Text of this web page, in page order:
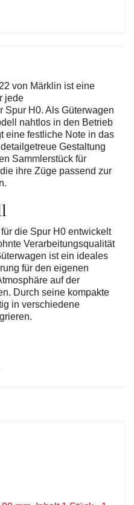
von Märklin ist eine
jede
Spur H0. Als Güterwagen
nahtlos in den Betrieb
eine festliche Note in das
Gestaltung
Sammlerstück für
ihre Züge passend zur
die Spur H0 entwickelt
Verarbeitungsqualität
ist ein ideales
für den eigenen
auf der
Durch seine kompakte
in verschiedene